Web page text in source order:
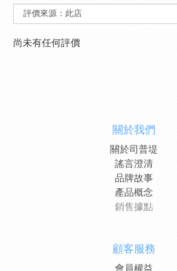
尚未有任何評價
關於我們
關於司普堤
謠言澄清
品牌故事
產品概念
銷售據點
顧客服務
會員權益